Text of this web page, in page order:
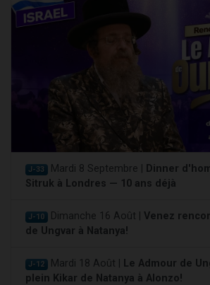
J-33 Mardi 8 Septembre |
Dinner
Sitruk à Londres — 10 ans déjà
J-10 Dimanche 16 Août | Venez
de Ungvar à Natanya!
J-12 Mardi 18 Août |
Le Admour de
plein Kikar de Natanya à Alonzo!